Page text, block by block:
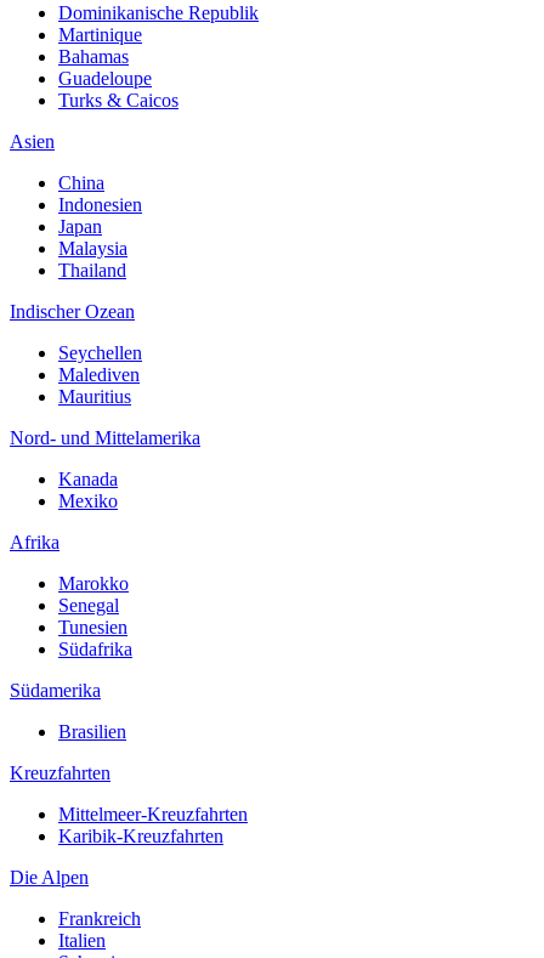
Dominikanische Republik
Martinique
Bahamas
Guadeloupe
Turks & Caicos
Asien
China
Indonesien
Japan
Malaysia
Thailand
Indischer Ozean
Seychellen
Malediven
Mauritius
Nord- und Mittelamerika
Kanada
Mexiko
Afrika
Marokko
Senegal
Tunesien
Südafrika
Südamerika
Brasilien
Kreuzfahrten
Mittelmeer-Kreuzfahrten
Karibik-Kreuzfahrten
Die Alpen
Frankreich
Italien